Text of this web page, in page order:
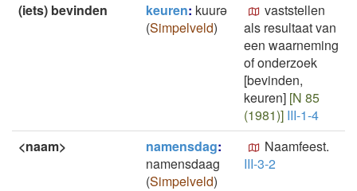
(iets) bevinden
keuren: kuurə
(Simpelveld)
vaststellen
als resultaat van
een waarneming
of onderzoek
[bevinden,
keuren] [N 85
(1981)] III-1-4
<naam>
namensdag:
namensdaag
(Simpelveld)
Naamfeest.
III-3-2